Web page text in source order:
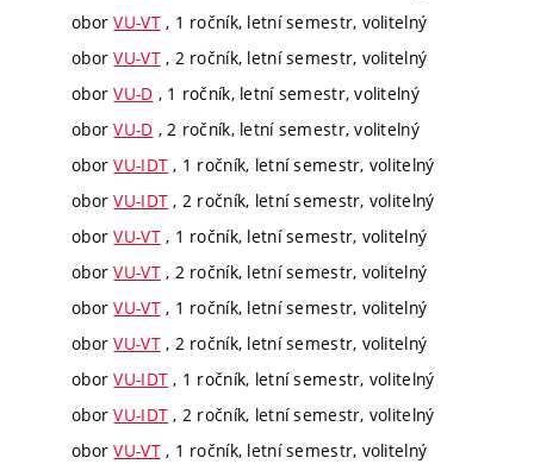
oborVU-VT, 1 ročník, letní semestr, volitelný
oborVU-VT, 2 ročník, letní semestr, volitelný
oborVU-D , 1 ročník, letní semestr, volitelný
oborVU-D , 2 ročník, letní semestr, volitelný
oborVU-IDT , 1 ročník, letní semestr, volitelný
oborVU-IDT , 2 ročník, letní semestr, volitelný
oborVU-VT, 1 ročník, letní semestr, volitelný
oborVU-VT, 2 ročník, letní semestr, volitelný
oborVU-VT, 1 ročník, letní semestr, volitelný
oborVU-VT, 2 ročník, letní semestr, volitelný
oborVU-IDT , 1 ročník, letní semestr, volitelný
oborVU-IDT , 2 ročník, letní semestr, volitelný
oborVU-VT, 1 ročník, letní semestr, volitelný